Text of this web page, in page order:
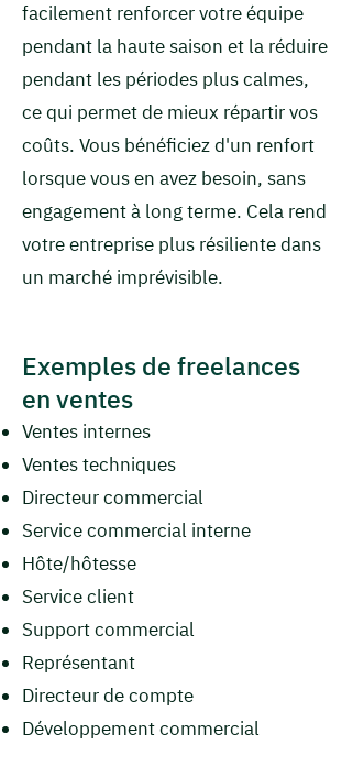
facilement renforcer votre équipe
pendant la haute saison et la réduire
pendant les périodes plus calmes,
ce qui permet de mieux répartir vos
coûts. Vous bénéficiez d'un renfort
lorsque vous en avez besoin, sans
engagement à long terme. Cela rend
votre entreprise plus résiliente dans
un marché imprévisible.
Exemples de freelances
en ventes
Ventes internes
Ventes techniques
Directeur commercial
Service commercial interne
Hôte/hôtesse
Service client
Support commercial
Représentant
Directeur de compte
Développement commercial